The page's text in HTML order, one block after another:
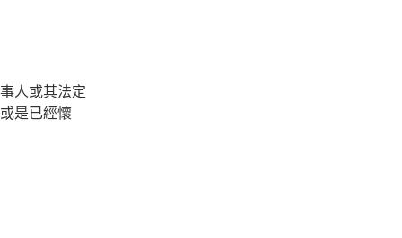
人或其法定
是已經懷